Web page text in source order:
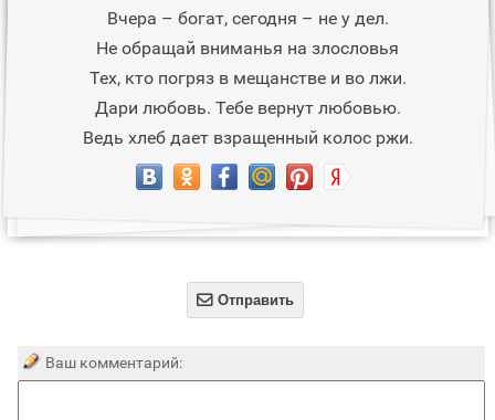
Вчера – богат, сегодня – не у дел.
Не обращай вниманья на злословья
Тех, кто погряз в мещанстве и во лжи.
Дари любовь. Тебе вернут любовью.
Ведь хлеб дает взращенный колос ржи.
 Отправить
Ваш комментарий: